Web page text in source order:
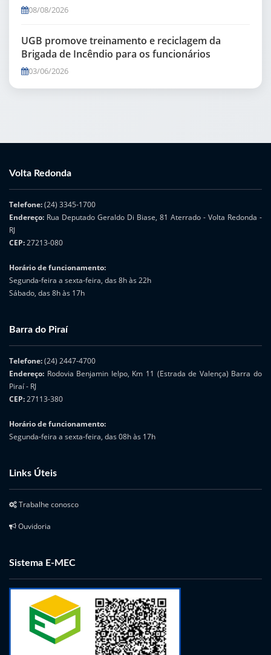
08/08/2026
UGB promove treinamento e reciclagem da
Brigada de Incêndio para os funcionários
03/06/2026
Volta Redonda
Telefone:(24) 3345-1700
Endereço: Rua Deputado Geraldo Di Biase, 81 Aterrado - Volta Redonda -
RJ
CEP:27213-080
Horário de funcionamento:
Segunda-feira a sexta-feira, das 8h às 22h
Sábado, das 8h às 17h
Barra do Piraí
Telefone:(24) 2447-4700
Endereço: Rodovia Benjamin Ielpo, Km 11 (Estrada de Valença) Barra do
Piraí - RJ
CEP:27113-380
Horário de funcionamento:
Segunda-feira a sexta-feira, das 08h às 17h
Links Úteis
Trabalhe conosco
Ouvidoria
Sistema E-MEC